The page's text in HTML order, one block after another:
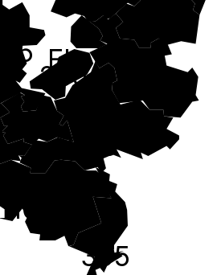
FL
265
808
UT
522
1045
LI
395